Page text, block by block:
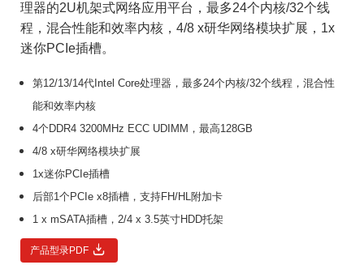
理器的2U机架式网络应用平台，最多24个内核/32个线
程，混合性能和效率内核，4/8 x研华网络模块扩展，1x
迷你PCIe插槽。
第12/13/14代Intel Core处理器，最多24个内核/32个线程，混合性
能和效率内核
4个DDR4 3200MHz ECC UDIMM，最高128GB
4/8 x研华网络模块扩展
1x迷你PCIe插槽
后部1个PCIe x8插槽，支持FH/HL附加卡
1 x mSATA插槽，2/4 x 3.5英寸HDD托架
产品型录PDF